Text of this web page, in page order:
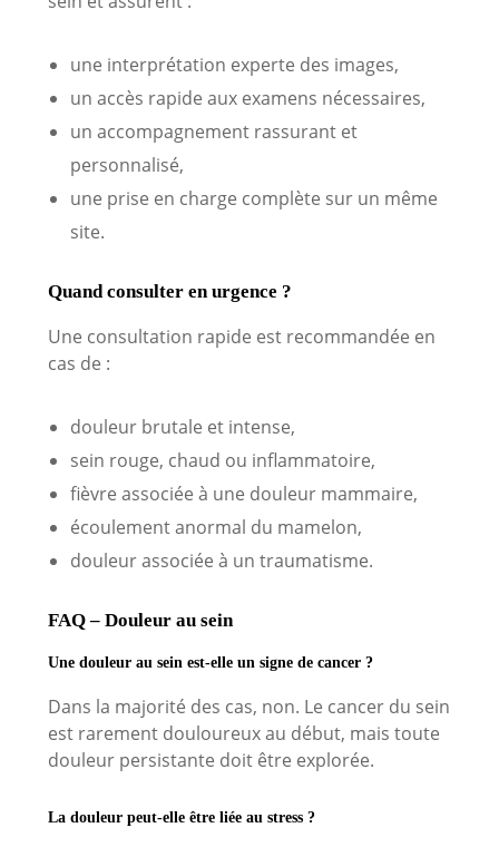
une interprétation experte des images,
un accès rapide aux examens nécessaires,
un accompagnement rassurant et
personnalisé,
une prise en charge complète sur un même
site.
Quand consulter en urgence ?
Une consultation rapide est recommandée en
cas de :
douleur brutale et intense,
sein rouge, chaud ou inflammatoire,
fièvre associée à une douleur mammaire,
écoulement anormal du mamelon,
douleur associée à un traumatisme.
FAQ – Douleur au sein
Une douleur au sein est-elle un signe de cancer ?
Dans la majorité des cas, non. Le cancer du sein
est rarement douloureux au début, mais toute
douleur persistante doit être explorée.
La douleur peut-elle être liée au stress ?